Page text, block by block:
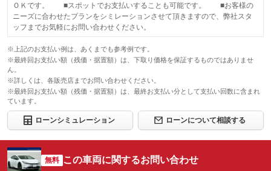
ＯＫです。 ■スポットでお支払いすることも可能です。 ■お客様の
ニーズに合わせたプランをシミレーションさせて頂きますので、弊社スタ
ッフまでお気軽にお問い合わせください。
※上記のお支払い例は、あくまでも参考例です。
※最終回お支払い額（残価・据置額）は、下取り価格を保証するものではありませ
ん。
※詳しくは、各販売店までお問い合わせください。
※最終回お支払い額（残価・据置額）は、最終お支払い分として支払い回数に含まれ
ています。
ローンシミュレーション ローンについて相談する
無料 この車両に関するお問い合わせ